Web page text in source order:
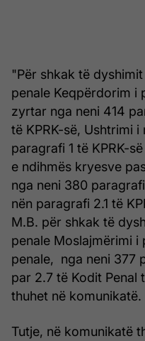
"Për shkak të
penale Keqpërdorim i
zyrtar nga neni 414
të KPRK-së, Ushtrimi
paragrafi 1 të KPRK-
e ndihmës kryesve
nga neni 380
nën paragrafi 2.1 të
M.B. për shkak të
penale Moslajmërimi
penale, nga neni 377
par 2.7 të Kodit Penal
thuhet në komunikatë.
Tutje, në komunikatë